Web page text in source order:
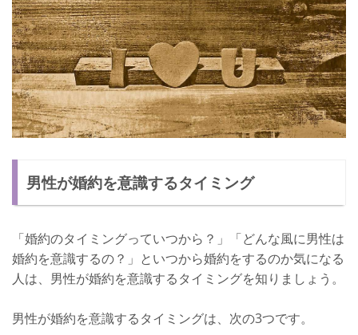
男性が婚約を意識するタイミング
「婚約のタイミングっていつから？」「どんな風に男性は
婚約を意識するの？」といつから婚約をするのか気になる
人は、男性が婚約を意識するタイミングを知りましょう。
男性が婚約を意識するタイミングは、次の3つです。